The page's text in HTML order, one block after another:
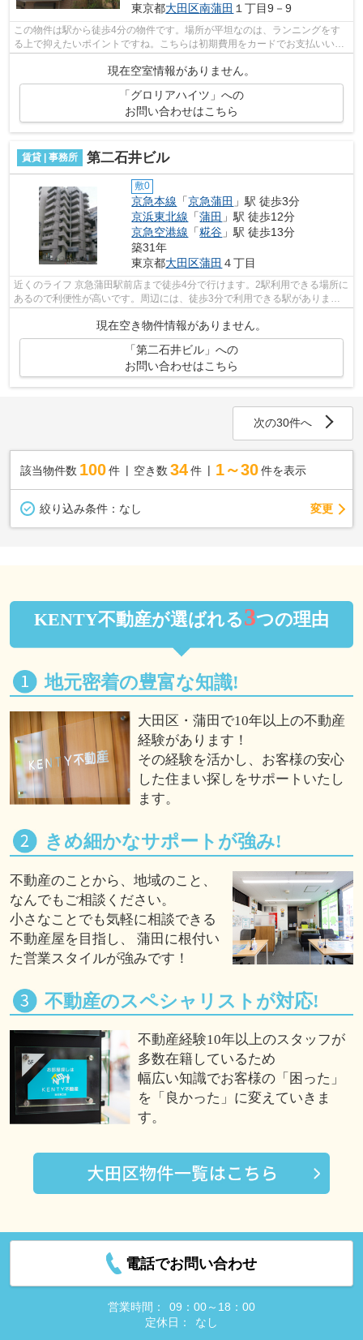
東京都大田区南蒲田 １丁目9－9
この物件は駅から徒歩4分の物件です。場所が平坦なのは、ランニングをす
る上で抑えたいポイントですね。こちらは初期費用をカードでお支払いいた
だける物件なので、支払い手続きの手間...
現在空室情報がありません。
「グロリアハイツ」への
お問い合わせはこちら
賃貸 | 事務所 第二石井ビル
敷0
京急本線 「京急蒲田 」駅 徒歩3分
京浜東北線 「蒲田 」駅 徒歩12分
京急空港線 「糀谷 」駅 徒歩13分
築31年
東京都大田区蒲田 ４丁目
近くのライフ 京急蒲田駅前店まで徒歩4分で行けます。2駅利用できる場所に
あるので利便性が高いです。周辺には、徒歩3分で利用できる駅がありま
現在空き物件情報がありません。
「第二石井ビル」への
お問い合わせはこちら
次の30件へ
該当物件数 100件 空き数 34 件 1～30 件を表示
絞り込み条件： なし 変更
KENTY不動産が選ばれる3つの理由
地元密着の豊富な知識!
大田区・蒲田で10年以上の不動産
経験があります！
その経験を活かし、お客様の安心
した住まい探しをサポートいたし
ます。
きめ細かなサポートが強み!
不動産のことから、地域のこと、
なんでもご相談ください。
小さなことでも気軽に相談できる
不動産屋を目指し、 蒲田に根付い
た営業スタイルが強みです！
不動産のスペシャリストが対応!
不動産経験10年以上のスタッフが
多数在籍しているため
幅広い知識でお客様の「困った」
を「良かった」に変えていきま
す。
電話でお問い合わせ
営業時間：
09：00～18：00
定休日：
なし